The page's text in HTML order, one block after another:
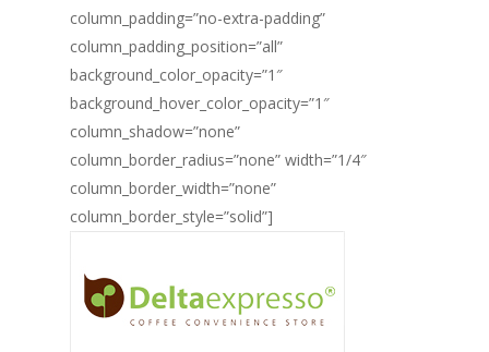
column_padding=”no-extra-padding”
column_padding_position=”all”
background_color_opacity=”1″
background_hover_color_opacity=”1″
column_shadow=”none”
column_border_radius=”none” width=”1/4″
column_border_width=”none”
column_border_style=”solid”]